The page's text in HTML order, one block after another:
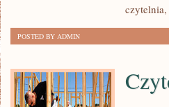
POSTED BY ADMIN